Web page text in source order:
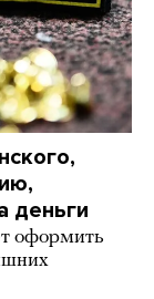
деньги
оформить